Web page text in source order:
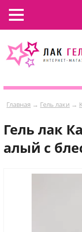
Главная → Гель лаки →
Гель лак
алый с